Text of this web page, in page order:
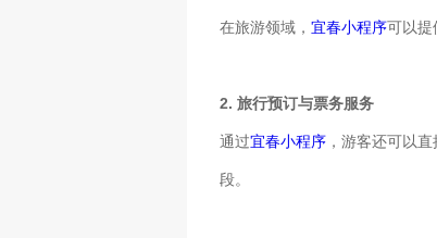
在旅游领域， 宜春小程序可以提
2. 旅行预订与票务服务
通过宜春小程序 ，游客还可以
段。